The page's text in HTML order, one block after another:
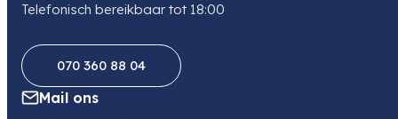
Telefonisch bereikbaar tot 18:00
070 360 88 04
Mail ons